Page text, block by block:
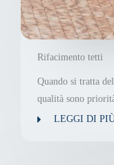
Rifacimento tetti
Quando si tratta
qualità sono
LEGGI DI